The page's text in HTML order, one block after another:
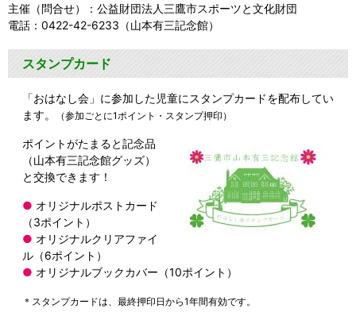
主催（問合せ）：公益財団法人三鷹市スポーツと文化財団
電話：0422-42-6233（山本有三記念館）
スタンプカード
「おはなし会」に参加した児童にスタンプカードを配布してい
ます。
（参加ごとに1ポイント・スタンプ押印）
ポイントがたまると記念品
（山本有三記念館グッズ）
と交換できます！
● オリジナルポストカード
（3ポイント）
● オリジナルクリアファイ
ル（6ポイント）
● オリジナルブックカバー（10ポイント）
＊スタンプカードは、最終押印日から1年間有効です。